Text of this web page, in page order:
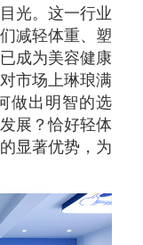
光。这一行业
减轻体重、塑
成为美容健康
市场上琳琅满
做出明智的选
展？恰好轻体
显著优势，为